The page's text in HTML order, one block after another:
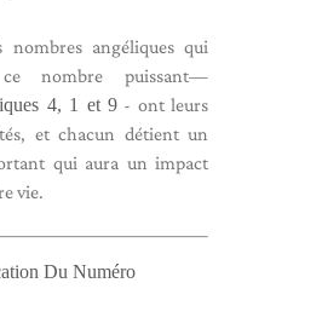
nombres angéliques qui
nombre puissant—
4, 1 et 9- ont leurs
et chacun détient un
qui aura un impact
vie.
Du Numéro